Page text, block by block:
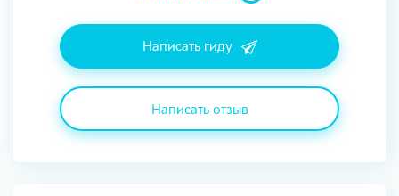
Написать гиду
Написать отзыв